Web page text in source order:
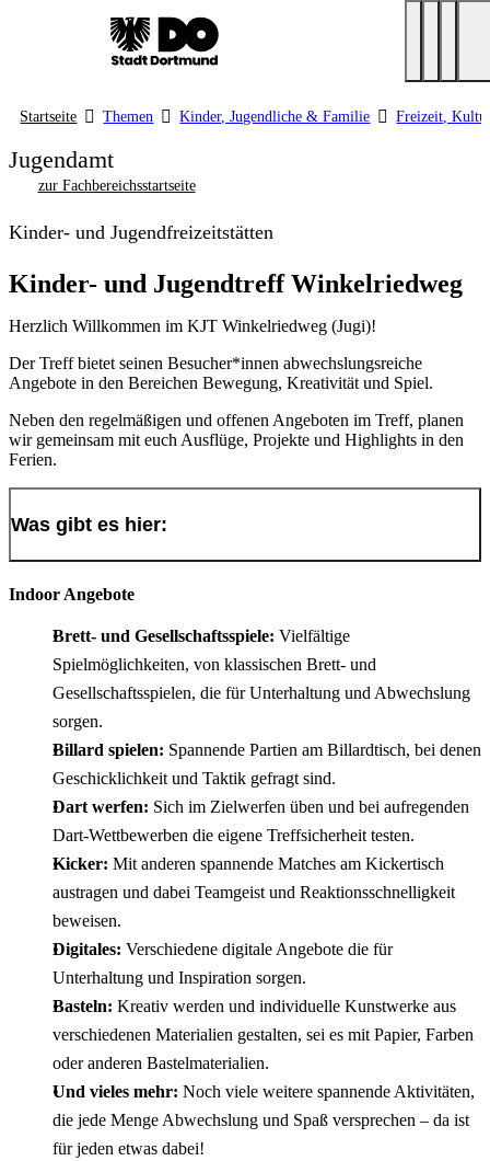
Startseite Themen Kinder, Jugendliche & Familie Freizeit,
Jugendamt
zur Fachbereichsstartseite
Kinder- und Jugendfreizeitstätten
Kinder- und Jugendtreff Winkelriedweg
Herzlich Willkommen im KJT Winkelriedweg (Jugi)!
Der Treff bietet seinen Besucher*innen abwechslungsreiche
Angebote in den Bereichen Bewegung, Kreativität und Spiel.
Neben den regelmäßigen und offenen Angeboten im Treff, planen
wir gemeinsam mit euch Ausflüge, Projekte und Highlights in den
Ferien.
Was gibt es hier:
Indoor Angebote
Brett- und Gesellschaftsspiele: Vielfältige
Spielmöglichkeiten, von klassischen Brett- und
Gesellschaftsspielen, die für Unterhaltung und Abwechslung
sorgen.
Billard spielen: Spannende Partien am Billardtisch, bei denen
Geschicklichkeit und Taktik gefragt sind.
Dart werfen: Sich im Zielwerfen üben und bei aufregenden
Dart-Wettbewerben die eigene Treffsicherheit testen.
Kicker: Mit anderen spannende Matches am Kickertisch
austragen und dabei Teamgeist und Reaktionsschnelligkeit
beweisen.
Digitales: Verschiedene digitale Angebote die für
Unterhaltung und Inspiration sorgen.
Basteln: Kreativ werden und individuelle Kunstwerke aus
verschiedenen Materialien gestalten, sei es mit Papier, Farben
oder anderen Bastelmaterialien.
Und vieles mehr: Noch viele weitere spannende Aktivitäten,
die jede Menge Abwechslung und Spaß versprechen – da ist
für jeden etwas dabei!